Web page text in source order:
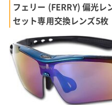
フェリー (FERRY) 偏光
セット専用交換レンズ5枚